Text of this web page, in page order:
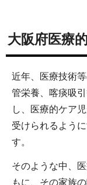
大阪府医療
近年、医療技術
管栄養、喀痰吸
し、医療的ケア
受けられるよう
す。
そのような中、
もに、その家族